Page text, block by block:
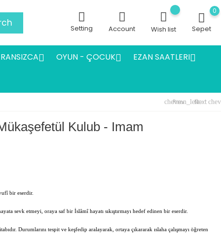
Setting Account Wish list
0
Sepet
 OYUN - ÇOCUK EZAN SAATLERI
chevron_left
Prev Next
Kulub - Imam
bir eserdir.
sevk etmeyi, oraya saf bir İslâmî hayatı sıkıştırmayı hedef edinen bir eserdir.
Durumlarını tespit ve keşfedip aralayarak, ortaya çıkararak ıslaha çalışmayı öğreten